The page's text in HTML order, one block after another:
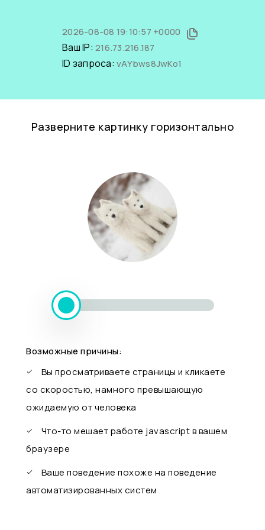
2026-08-08 19:10:57 +0000
Ваш IP: 216.73.216.187
ID запроса: vAYbws8JwKo1
Разверните картинку горизонтально
Возможные причины:
Вы просматриваете страницы и кликаете
со скоростью, намного превышающую
ожидаемую от человека
Что-то мешает работе javascript в вашем
браузере
Ваше поведение похоже на поведение
автоматизированных систем